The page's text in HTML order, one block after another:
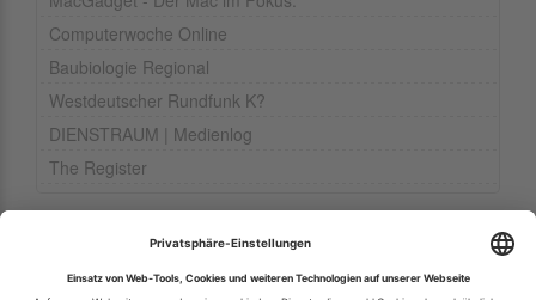
Computerwoche Online
Baubiologie Regional
Westdeutscher Rundfunk K?
DIENSTRAUM | Medienlog
The Register